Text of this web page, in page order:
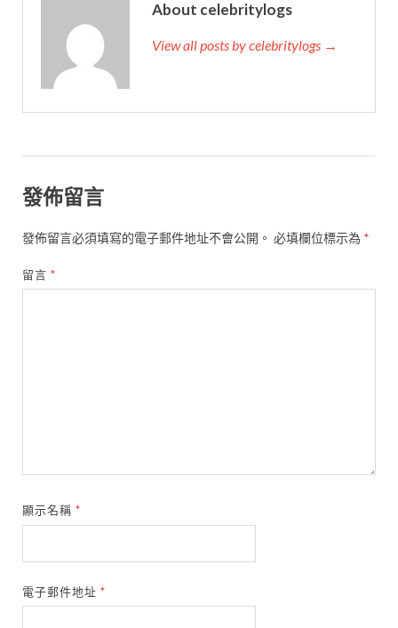
About celebritylogs
View all posts by celebritylogs →
發佈留言
發佈留言必須填寫的電子郵件地址不會公開。 必填欄位標示為 *
留言*
顯示名稱*
電子郵件地址*